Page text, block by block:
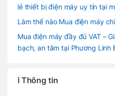
lẻ thiết bị điện máy uy tín tại
Làm thế nào Mua điện máy
Mua điện máy đầy đủ VAT –
bạch, an tâm tại Phương Linh
ℹ️ Thông tin